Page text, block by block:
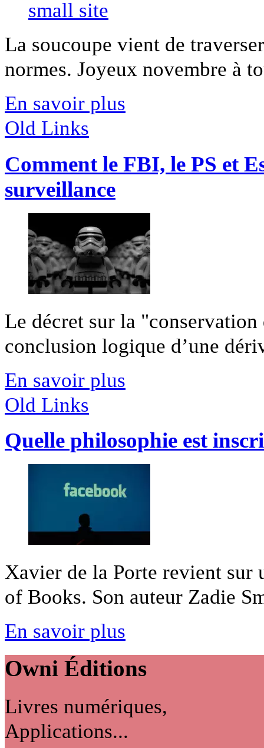
La soucoupe vient de
normes. Joyeux novembre à
En savoir plus
Old Links
Comment le FBI, le PS et
surveillance
Le décret sur la
conclusion logique d’une
En savoir plus
Old Links
Quelle philosophie est
Xavier de la Porte revient sur
of Books. Son auteur Zadie
En savoir plus
Owni Éditions
Livres numériques,
Applications...